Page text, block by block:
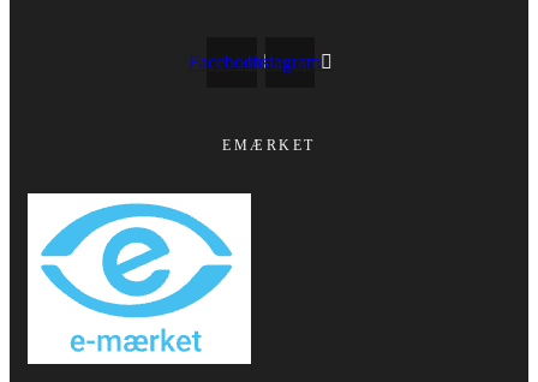
FacebookInstagram
EMÆRKET